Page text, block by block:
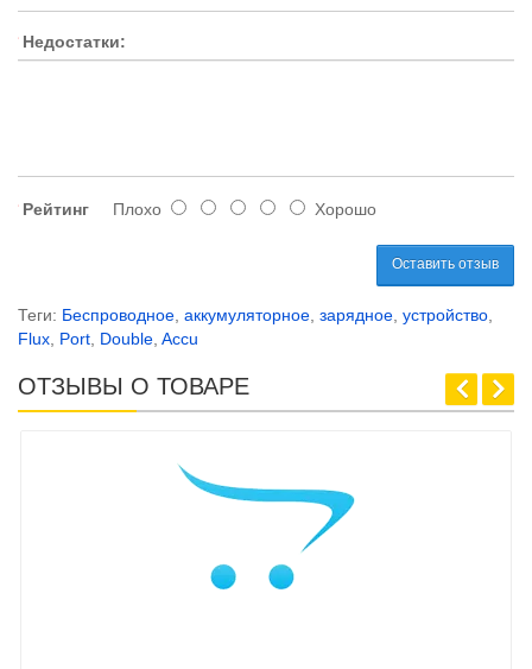
Недостатки:
Рейтинг Плохо Хорошо
Оставить отзыв
Теги: Беспроводное аккумуляторное зарядное устройство
Flux Port Double Accu
ОТЗЫВЫ О ТОВАРЕ